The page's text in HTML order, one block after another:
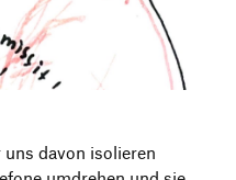
davon isolieren